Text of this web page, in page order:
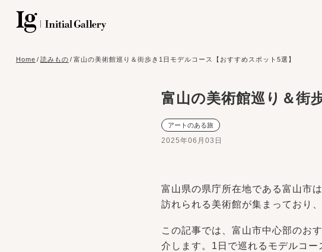
Home / 読みもの / 富山の美術館巡り＆街歩き1日モデルコース【おすすめスポット5選】
富山の美術館巡り＆街
アートのある旅
2025年06月03日
富山県の県庁所在地である富山市
訪れられる美術館が集まっており
この記事では、富山市中心部のお
介します。1日で巡れるモデルコ